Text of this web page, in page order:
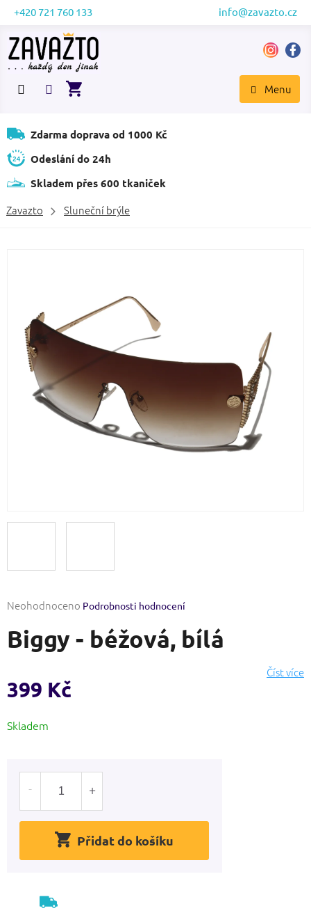
Přejít
obsah
+420 721 760 133 info@zavazto.cz
NÁKUPNÍ
Zdarma doprava od 1000 Kč
Odeslání do 24h
Skladem přes 600 tkaniček
Zavazto Sluneční brýle
Průměrné
produktu
je
5
hvězdiček.
Neohodnoceno Podrobnosti hodnocení
Biggy - béžová, bílá
Číst více
399 Kč
cena:
Skladem
Přidat do košíku